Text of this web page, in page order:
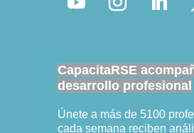
CapacitaRSE
desarrollo profesional
Únete a más de 5100
cada semana reciben